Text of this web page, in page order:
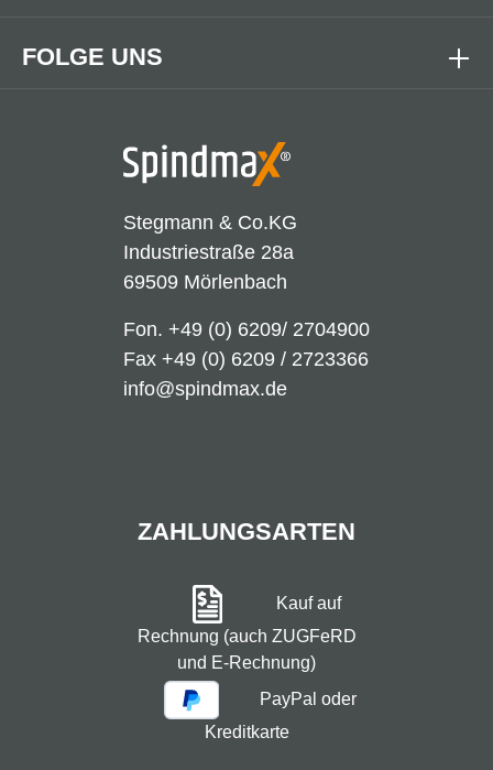
Stegmann & Co.KG
Industriestraße 28a
69509 Mörlenbach
Fon. +49 (0) 6209/ 2704900
Fax +49 (0) 6209 / 2723366
info@spindmax.de
FOLGE UNS
ZAHLUNGSARTEN
Kauf auf
Rechnung (auch ZUGFeRD
und E-Rechnung)
PayPal oder
Kreditkarte